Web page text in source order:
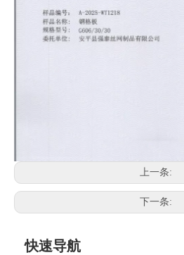
上一条:
下一条:
快速导航